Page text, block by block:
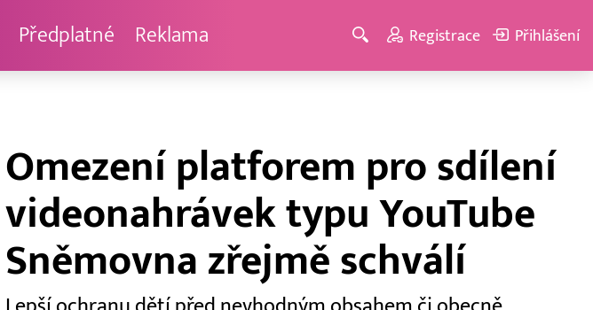
Předplatné Reklama Registrace Přihlášení
Omezení platforem pro sdílení
videonahrávek typu YouTube
Sněmovna zřejmě schválí